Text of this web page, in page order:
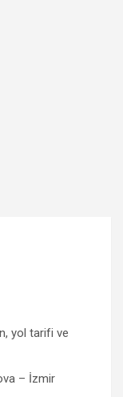
yol tarifi ve
– İzmir